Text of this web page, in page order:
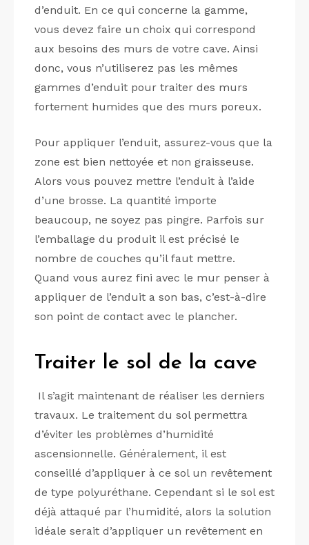
d’enduit. En ce qui concerne la gamme,
vous devez faire un choix qui correspond
aux besoins des murs de votre cave. Ainsi
donc, vous n’utiliserez pas les mêmes
gammes d’enduit pour traiter des murs
fortement humides que des murs poreux.
Pour appliquer l’enduit, assurez-vous que la
zone est bien nettoyée et non graisseuse.
Alors vous pouvez mettre l’enduit à l’aide
d’une brosse. La quantité importe
beaucoup, ne soyez pas pingre. Parfois sur
l’emballage du produit il est précisé le
nombre de couches qu’il faut mettre.
Quand vous aurez fini avec le mur penser à
appliquer de l’enduit a son bas, c’est-à-dire
son point de contact avec le plancher.
Traiter le sol de la cave
Il s’agit maintenant de réaliser les derniers
travaux. Le traitement du sol permettra
d’éviter les problèmes d’humidité
ascensionnelle. Généralement, il est
conseillé d’appliquer à ce sol un revêtement
de type polyuréthane. Cependant si le sol est
déjà attaqué par l’humidité, alors la solution
idéale serait d’appliquer un revêtement en